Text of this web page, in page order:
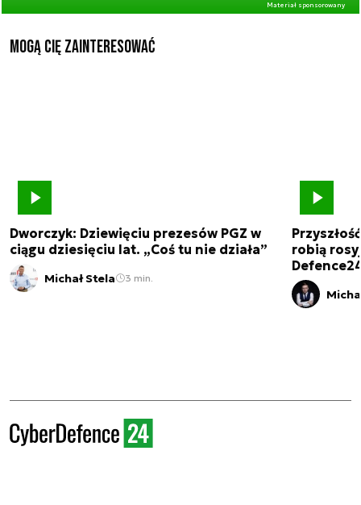
Materiał sponsorowany
Mogą Cię zainteresować
Dworczyk: Dziewięciu prezesów PGZ w
ciągu dziesięciu lat. „Coś tu nie działa”
Michał Stela 3 min.
robią